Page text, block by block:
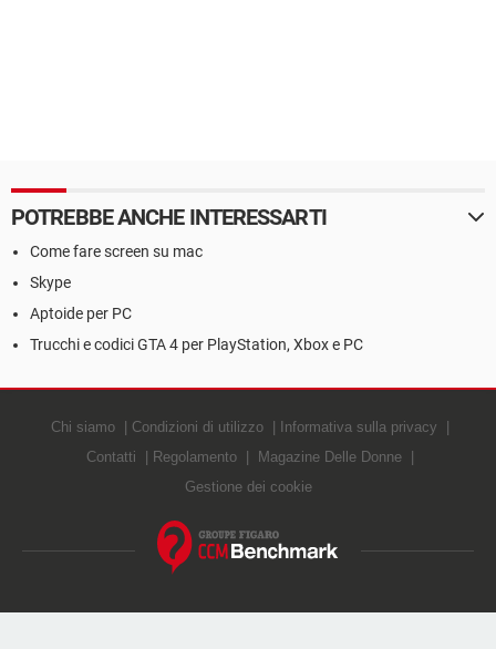
POTREBBE ANCHE INTERESSARTI
Come fare screen su mac
Skype
Aptoide per PC
Trucchi e codici GTA 4 per PlayStation, Xbox e PC
Chi siamo Condizioni di utilizzo
Informativa sulla privacy
Contatti
Regolamento
Magazine Delle Donne
Gestione dei cookie